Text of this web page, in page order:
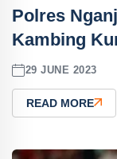
Polres
Kambing
29 JUNE 2023
READ MORE